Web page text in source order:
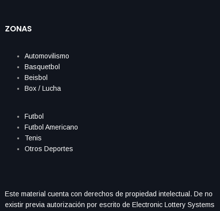
ZONAS
Automovilismo
Basquetbol
Beisbol
Box / Lucha
Futbol
Futbol Americano
Tenis
Otros Deportes
Este material cuenta con derechos de propiedad intelectual. De no
existir previa autorización por escrito de Electronic Lottery Systems